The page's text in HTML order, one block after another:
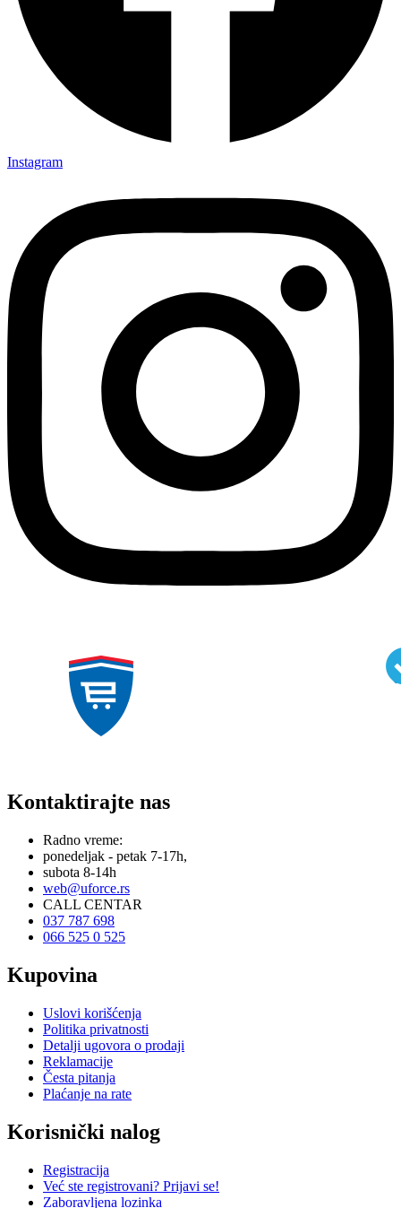
Instagram
Kontaktirajte nas
Radno vreme:
ponedeljak - petak 7-17h,
subota 8-14h
web@uforce.rs
CALL CENTAR
037 787 698
066 525 0 525
Kupovina
Uslovi korišćenja
Politika privatnosti
Detalji ugovora o prodaji
Reklamacije
Česta pitanja
Plaćanje na rate
Korisnički nalog
Registracija
Već ste registrovani? Prijavi se!
Zaboravljena lozinka